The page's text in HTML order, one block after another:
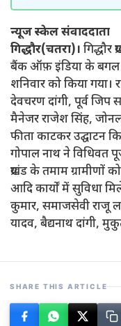
न्यूज स्केल संवाददाता
गिद्धौर(चतरा)।
बैंक ऑफ़ इंडिया के बगल
शनिवार को किया गया।
देवचरण दांगी, पूर्व
मैनेजर राजेश सिंह,
फीता काटकर उद्घाटन
गोपाल नाथ ने विधिवत
प्रखंड के तमाम
आदि कार्यों में सुविधा
कुमार, समाजसेवी राजू
यादव, बैद्यनाथ दांगी,
SHARE THIS ARTICLE